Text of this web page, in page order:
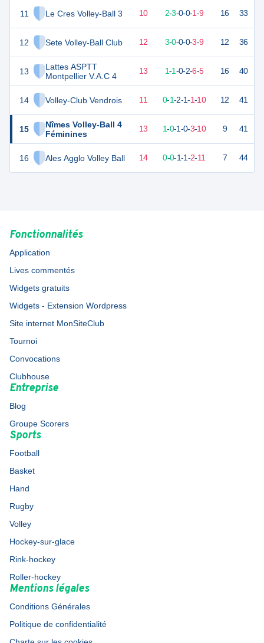
11 Le Cres Volley-Ball 3
12 Sete Volley-Ball Club
13
Lattes ASPTT
Montpellier V.A.C 4
14 Volley-Club Vendrois
15
Nîmes Volley-Ball 4
Féminines
16 Ales Agglo Volley Ball
15 15 10 2-3-0-0-1-9 16 33
9 15 12 3-0-0-0-3-9 12 36
8 15 13 1-1-0-2-6-5 16 40
5 15 11 0-1-2-1-1-10 12 41
5 15 13 1-0-1-0-3-10 9 41
3 15 14 0-0-1-1-2-11 7 44
Fonctionnalités
Application
Lives commentés
Widgets gratuits
Widgets - Extension Wordpress
Site internet MonSiteClub
Tournoi
Convocations
Clubhouse
Entreprise
Blog
Groupe Scorers
Sports
Football
Basket
Hand
Rugby
Volley
Hockey-sur-glace
Rink-hockey
Roller-hockey
Mentions légales
Conditions Générales
Politique de confidentialité